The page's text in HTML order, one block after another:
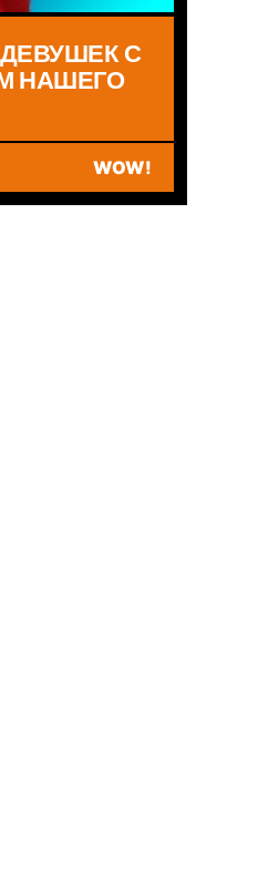
С
НАШЕГО
WOW!